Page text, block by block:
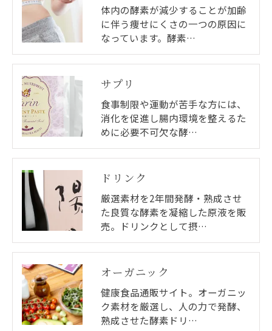
体内の酵素が減少することが加齢
に伴う痩せにくさの一つの原因に
なっています。酵素…
サプリ
食事制限や運動が苦手な方には、
消化を促進し腸内環境を整えるた
めに必要不可欠な酵…
ドリンク
厳選素材を2年間発酵・熟成させ
た良質な酵素を凝縮した原液を販
売。ドリンクとして摂…
オーガニック
健康食品通販サイト。オーガニッ
ク素材を厳選し、人の力で発酵、
熟成させた酵素ドリ…